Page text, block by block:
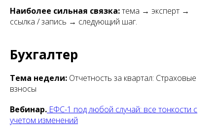
Наиболее сильная связка:тема → эксперт →
ссылка / запись → следующий шаг.
Бухгалтер
Тема недели: Отчетность за квартал: Страховые
взносы
Вебинар. ЕФС-1 под любой случай: все тонкости с
учетом изменений